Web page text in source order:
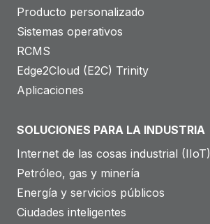
Producto personalizado
Sistemas operativos
RCMS
Edge2Cloud (E2C) Trinity
Aplicaciones
SOLUCIONES PARA LA INDUSTRIA
Internet de las cosas industrial (IIoT)
Petróleo, gas y minería
Energía y servicios públicos
Ciudades inteligentes